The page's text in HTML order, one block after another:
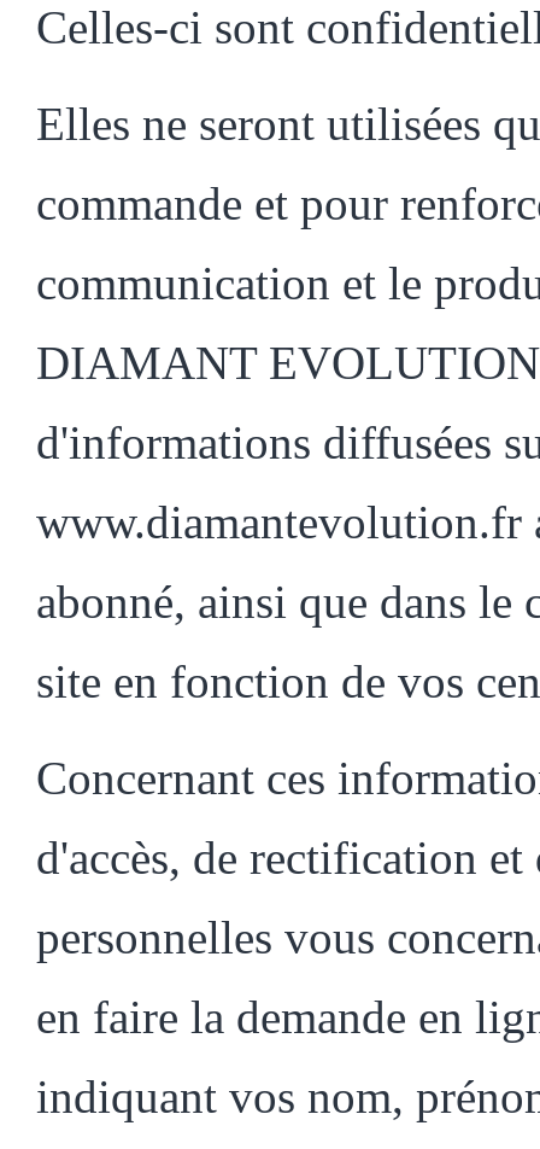
Celles-ci sont
Elles ne seront utilisées
commande et pour
communication et le
DIAMANT
d'informations diffusées
www.diamantevolution.fr
abonné, ainsi que dans le
site en fonction de vos
Concernant ces
d'accès, de rectification
personnelles vous
en faire la demande en
indiquant vos nom,